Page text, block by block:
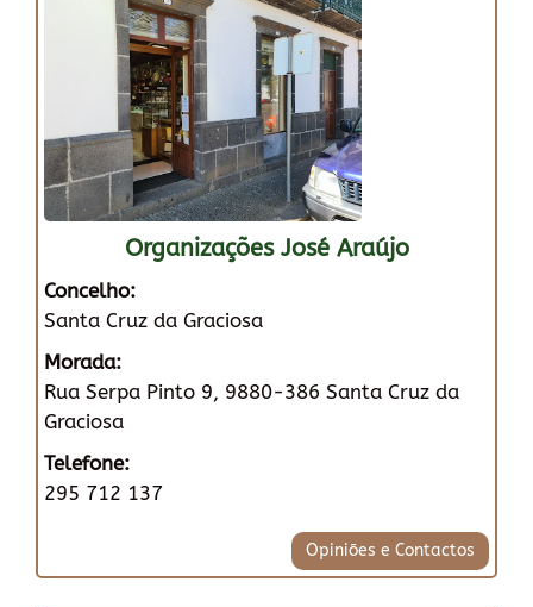
Organizações José Araújo
Concelho:
Santa Cruz da Graciosa
Morada:
Rua Serpa Pinto 9, 9880-386 Santa Cruz da
Graciosa
Telefone:
295 712 137
Opiniões e Contactos